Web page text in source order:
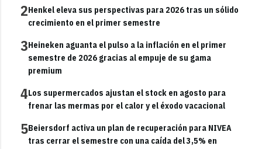
2Henkel eleva sus perspectivas para 2026 tras un sólido
crecimiento en el primer semestre
3Heineken aguanta el pulso a la inflación en el primer
semestre de 2026 gracias al empuje de su gama
premium
4Los supermercados ajustan el stock en agosto para
frenar las mermas por el calor y el éxodo vacacional
5Beiersdorf activa un plan de recuperación para NIVEA
tras cerrar el semestre con una caída del 3,5% en